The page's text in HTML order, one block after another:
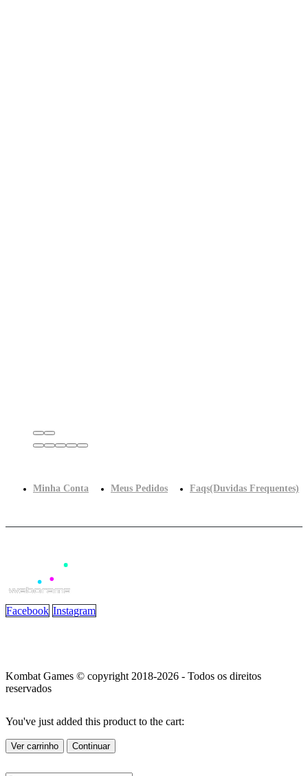
Minha Conta Meus Pedidos Faqs(Duvidas Frequentes)
Facebook Instagram
Kombat Games © copyright 2018-2026 - Todos os direitos
reservados
You've just added this product to the cart:
Ver carrinho Continuar